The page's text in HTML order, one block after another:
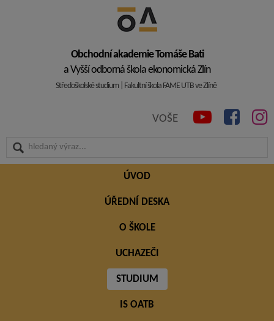
Obchodní akademie Tomáše Bati
a Vyšší odborná škola ekonomická Zlín
Středoškolské studium | Fakultní škola FAME UTB ve Zlíně
VOŠE
ÚVOD
ÚŘEDNÍ DESKA
O ŠKOLE
UCHAZEČI
STUDIUM
IS OATB